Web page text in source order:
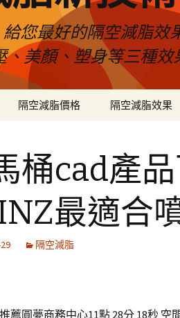
您最好的隔空減脂
美顏、塑身等三種效
隔空減脂價格 隔空減脂效果
桶cad產
最適合
隔空減脂
薦圓夢商務中心11點 28分 18秒 空